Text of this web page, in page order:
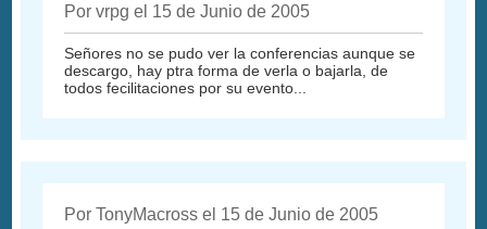
Por vrpg el 15 de Junio de 2005
Señores no se pudo ver la conferencias aunque se
descargo, hay ptra forma de verla o bajarla, de
todos fecilitaciones por su evento...
Por TonyMacross el 15 de Junio de 2005